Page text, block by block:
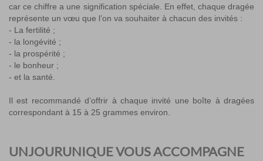
car ce chiffre a une signification spéciale. En effet, chaque dragée
représente un vœu que l’on va souhaiter à chacun des invités :
- La fertilité ;
- la longévité ;
- la prospérité ;
- le bonheur ;
- et la santé.
Il est recommandé d’offrir à chaque invité une boîte à dragées
correspondant à 15 à 25 grammes environ.
UNJOURUNIQUE VOUS ACCOMPAGNE